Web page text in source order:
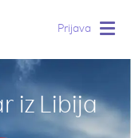
Prijava
iz Libija